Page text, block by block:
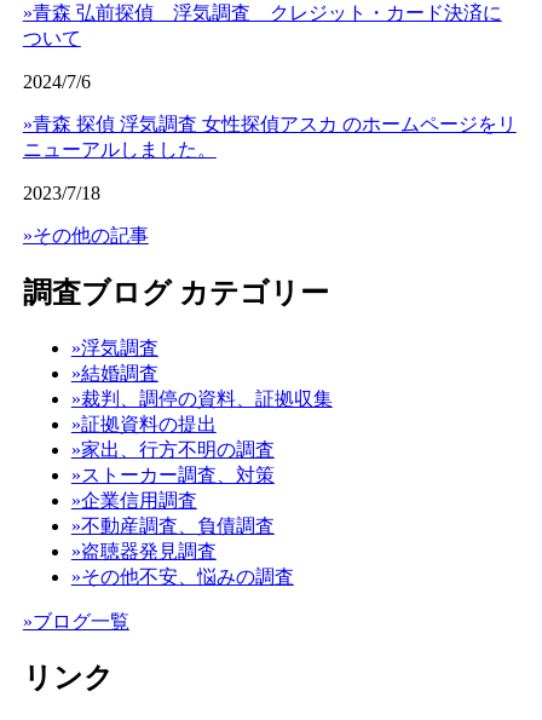
»青森 弘前探偵 浮気調査 クレジット・カード決済に
ついて
2024/7/6
»青森 探偵 浮気調査 女性探偵アスカ のホームページをリ
ニューアルしました。
2023/7/18
»その他の記事
調査ブログ カテゴリー
»浮気調査
»結婚調査
»裁判、調停の資料、証拠収集
»証拠資料の提出
»家出、行方不明の調査
»ストーカー調査、対策
»企業信用調査
»不動産調査、負債調査
»盗聴器発見調査
»その他不安、悩みの調査
»ブログ一覧
リンク